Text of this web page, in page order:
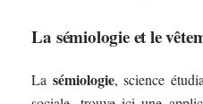
La sémiologie et le
La sémiologie, science